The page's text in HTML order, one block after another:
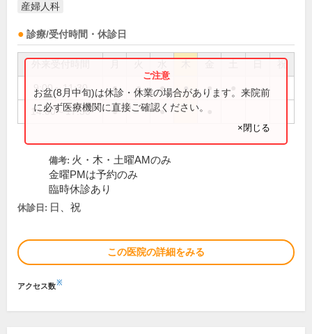
産婦人科
診療/受付時間・休診日
祝
9:00～11:30 ● ● ● ● ●
14:00～17:30 ● ●
お盆(8月中旬)は休診・休業の場合があります。来院前
に必ず医療機関に直接ご確認ください。
×閉じる
備考: 火・木・土曜AMのみ
金曜PMは予約のみ
臨時休診あり
休診日: 日、祝
この医院の詳細をみる
アクセス数※